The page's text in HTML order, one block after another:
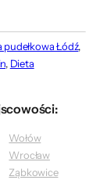
pudełkowa Łódź,
, Dieta
Wołów
Wrocław
Ząbkowice